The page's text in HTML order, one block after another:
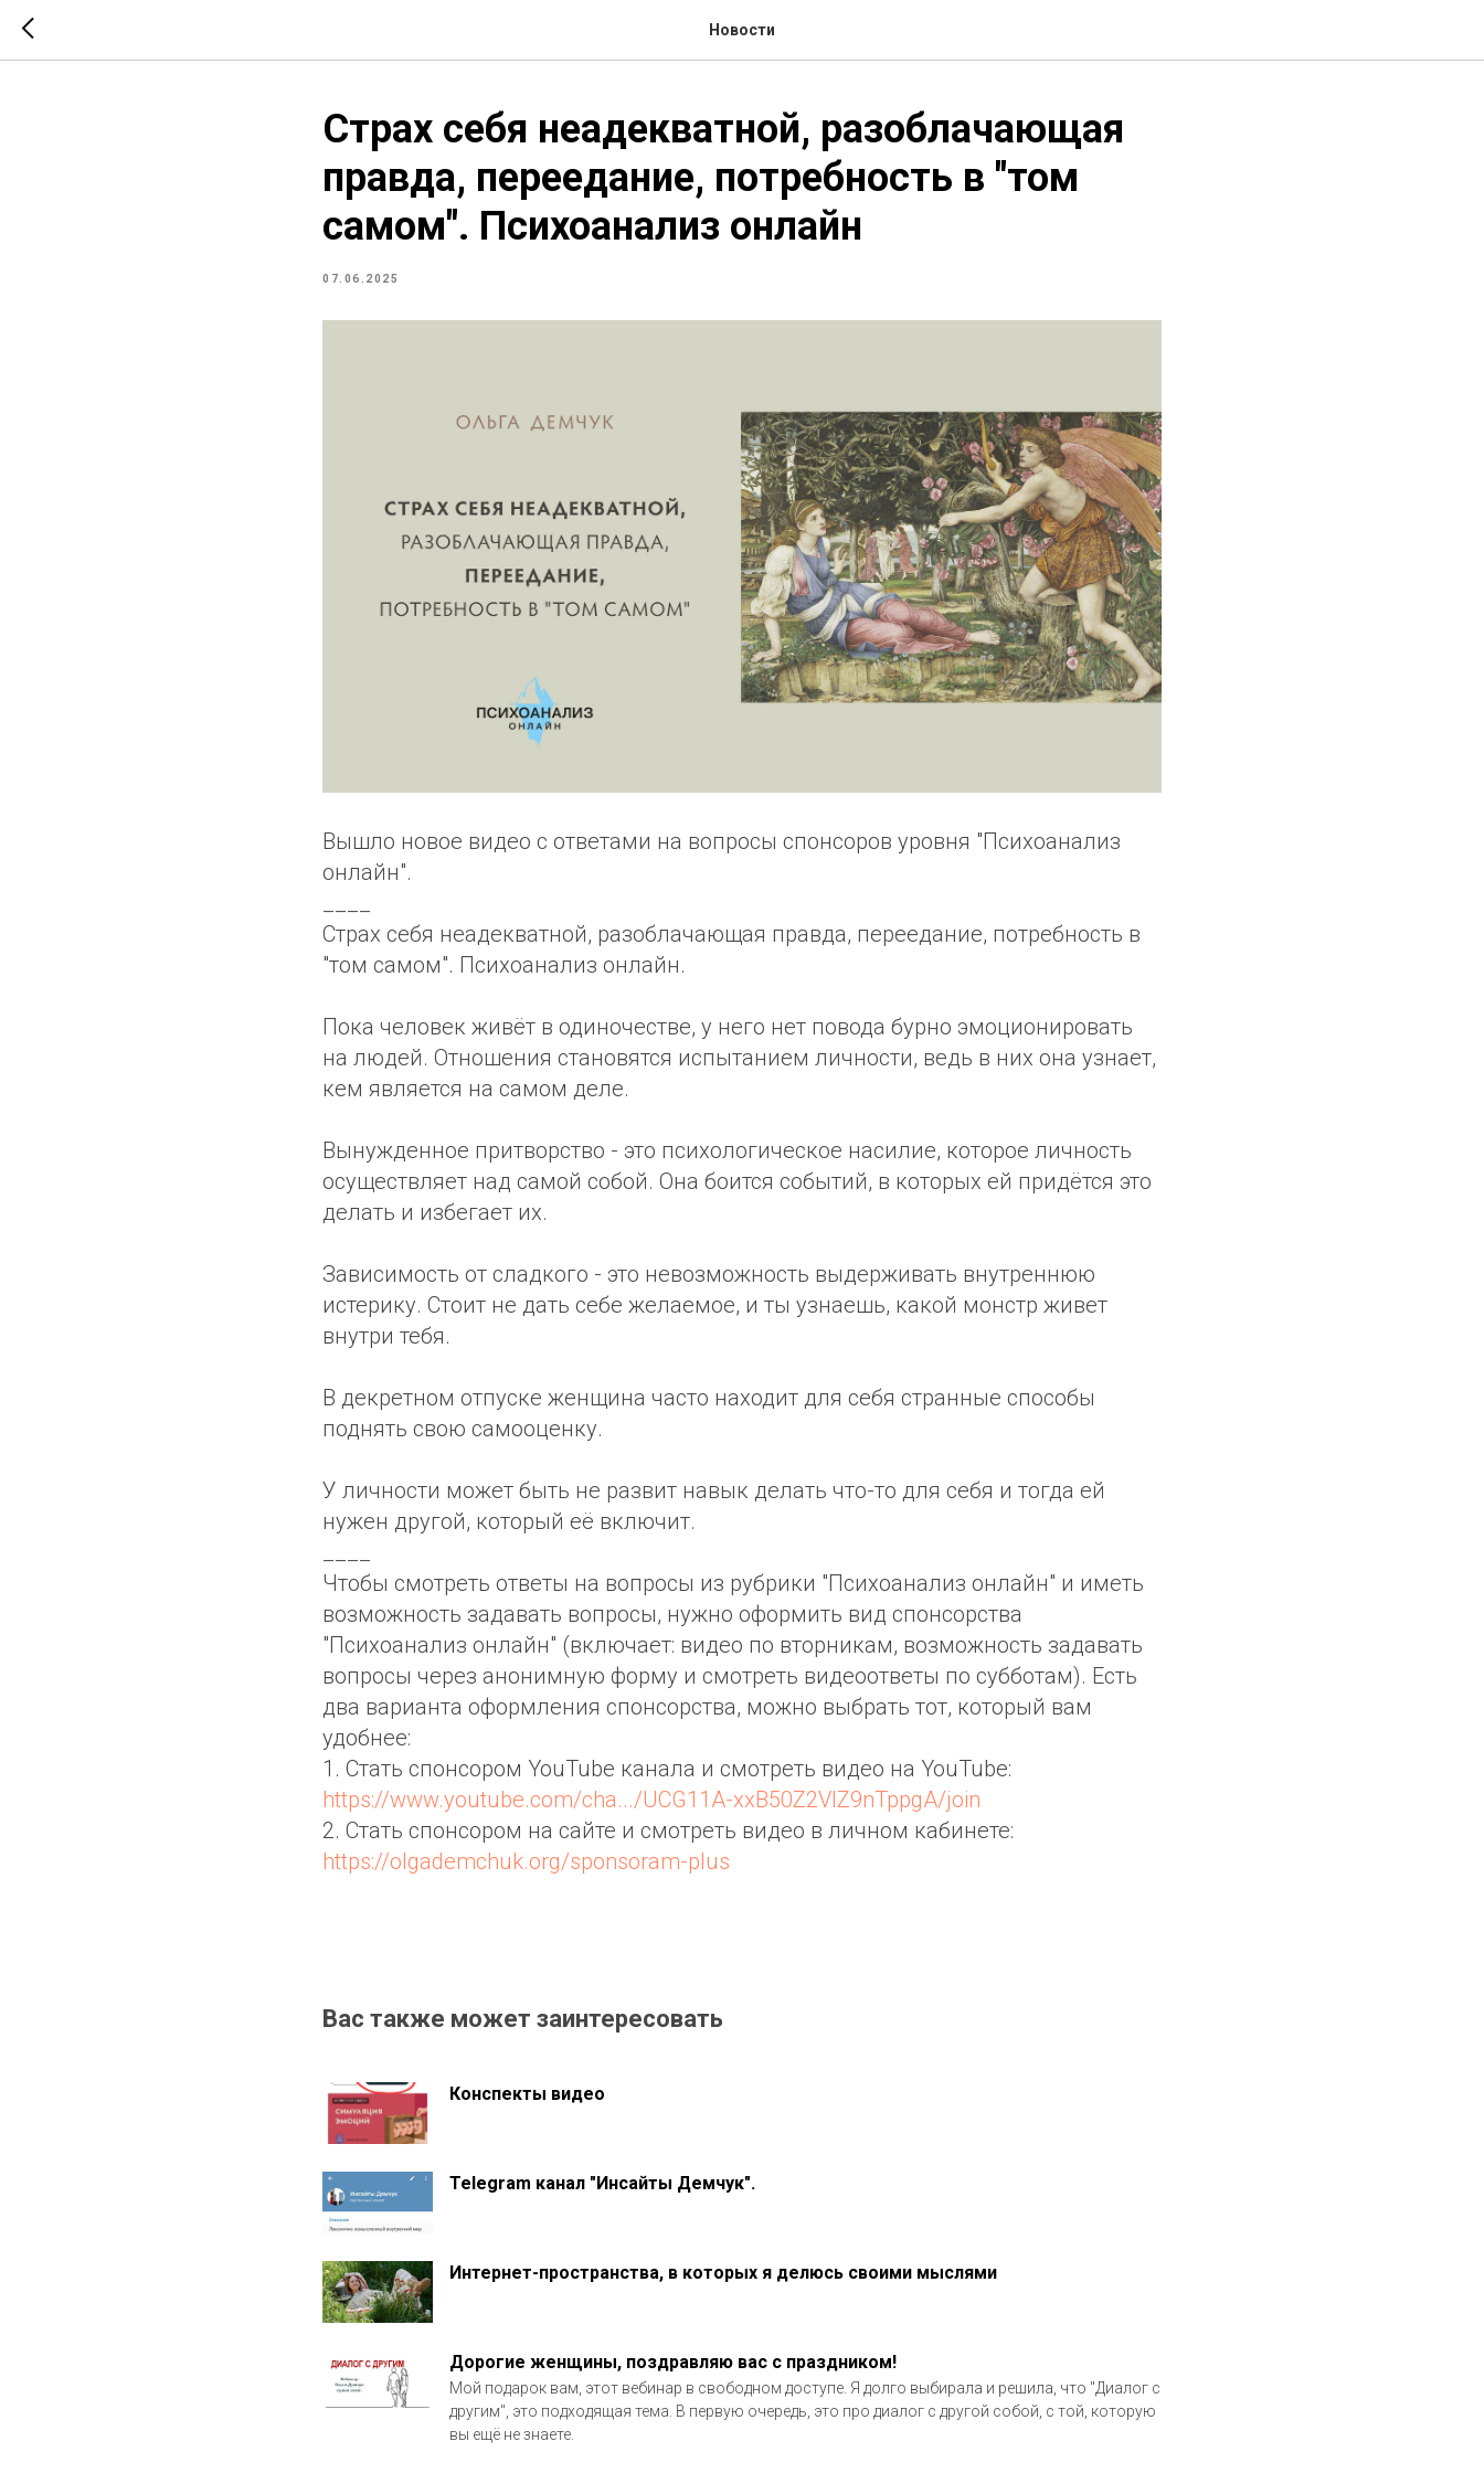
Новости
Страх себя неадекватной, разоблачающая
правда, переедание, потребность в "том
самом". Психоанализ онлайн
07.06.2025
Вышло новое видео с ответами на вопросы спонсоров уровня "Психоанализ
онлайн".
Страх себя неадекватной, разоблачающая правда, переедание, потребность в
"том самом". Психоанализ онлайн.
Пока человек живёт в одиночестве, у него нет повода бурно эмоционировать
на людей. Отношения становятся испытанием личности, ведь в них она узнает,
кем является на самом деле.
Вынужденное притворство - это психологическое насилие, которое личность
осуществляет над самой собой. Она боится событий, в которых ей придётся это
делать и избегает их.
Зависимость от сладкого - это невозможность выдерживать внутреннюю
истерику. Стоит не дать себе желаемое, и ты узнаешь, какой монстр живет
внутри тебя.
В декретном отпуске женщина часто находит для себя странные способы
поднять свою самооценку.
У личности может быть не развит навык делать что-то для себя и тогда ей
нужен другой, который её включит.
Чтобы смотреть ответы на вопросы из рубрики "Психоанализ онлайн" и иметь
возможность задавать вопросы, нужно оформить вид спонсорства
"Психоанализ онлайн" (включает: видео по вторникам, возможность задавать
вопросы через анонимную форму и смотреть видеоответы по субботам). Есть
два варианта оформления спонсорства, можно выбрать тот, который вам
удобнее:
1. Стать спонсором YouTube канала и смотреть видео на YouTube:
https://www.youtube.com/cha.../UCG11A-xxB50Z2VIZ9nTppgA/join
2. Стать спонсором на сайте и смотреть видео в личном кабинете:
https://olgademchuk.org/sponsoram-plus
Вас также может заинтересовать
Конспекты видео
Telegram канал "Инсайты Демчук".
Интернет-пространства, в которых я делюсь своими мыслями
Дорогие женщины, поздравляю вас с праздником!
Мой подарок вам, этот вебинар в свободном доступе. Я долго выбирала и решила, что "Диалог с
другим", это подходящая тема. В первую очередь, это про диалог с другой собой, с той, которую
вы ещё не знаете.